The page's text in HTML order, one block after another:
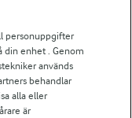
personuppgifter
din enhet . Genom
används
behandlar
alla eller
är